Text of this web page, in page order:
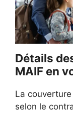
Détails
MAIF en
La
selon le